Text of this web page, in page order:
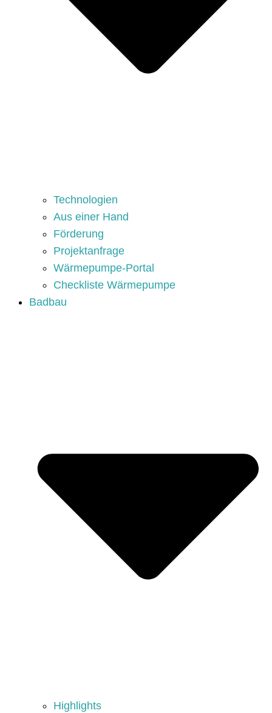
Technologien
Aus einer Hand
Förderung
Projektanfrage
Wärmepumpe-Portal
Checkliste Wärmepumpe
Badbau
Highlights